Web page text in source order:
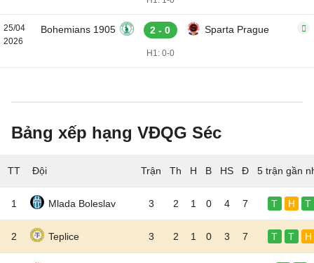
25/04
2026
Bohemians 1905 2 - 0 Sparta Prague
H1: 0-0
Bảng xếp hạng VĐQG Séc
TT Đội 5 trận gần
1 Mlada Boleslav 3 2 1 0 4 7 T H T
2 Teplice 3 2 1 0 3 7 T T H